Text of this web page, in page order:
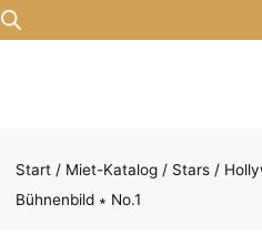
Zum
Start / Miet-Katalog / Stars /
Bühnenbild ∗ No.1